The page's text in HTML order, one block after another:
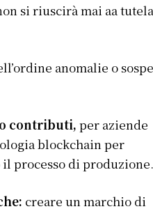
si riuscirà mai aa
anomalie o
contributi, per aziende
blockchain per
processo di produzione.
creare un marchio di